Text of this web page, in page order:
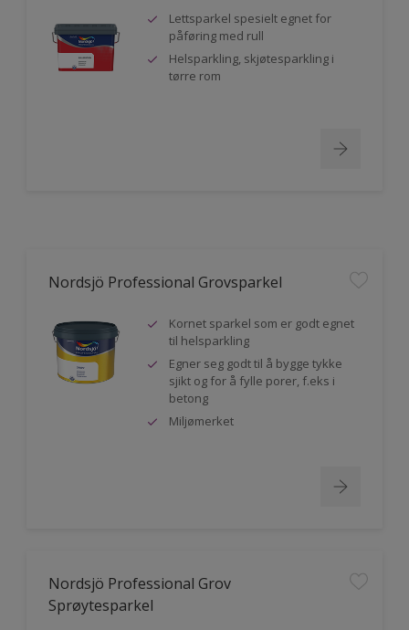
Lettsparkel spesielt egnet for
påføring med rull
Helsparkling, skjøtesparkling i
tørre rom
Nordsjö Professional Grovsparkel
Kornet sparkel som er godt egnet
til helsparkling
Egner seg godt til å bygge tykke
sjikt og for å fylle porer, f.eks i
betong
Miljømerket
Nordsjö Professional Grov
Sprøytesparkel